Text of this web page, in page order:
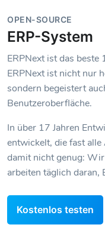
OPEN-SOURCE
ERP-System
ERPNext ist das
ERPNext ist nicht nur
sondern begeistert
Benutzeroberfläche.
In über 17 Jahren
entwickelt, die fast
damit nicht genug:
arbeiten täglich daran,
Kostenlos testen